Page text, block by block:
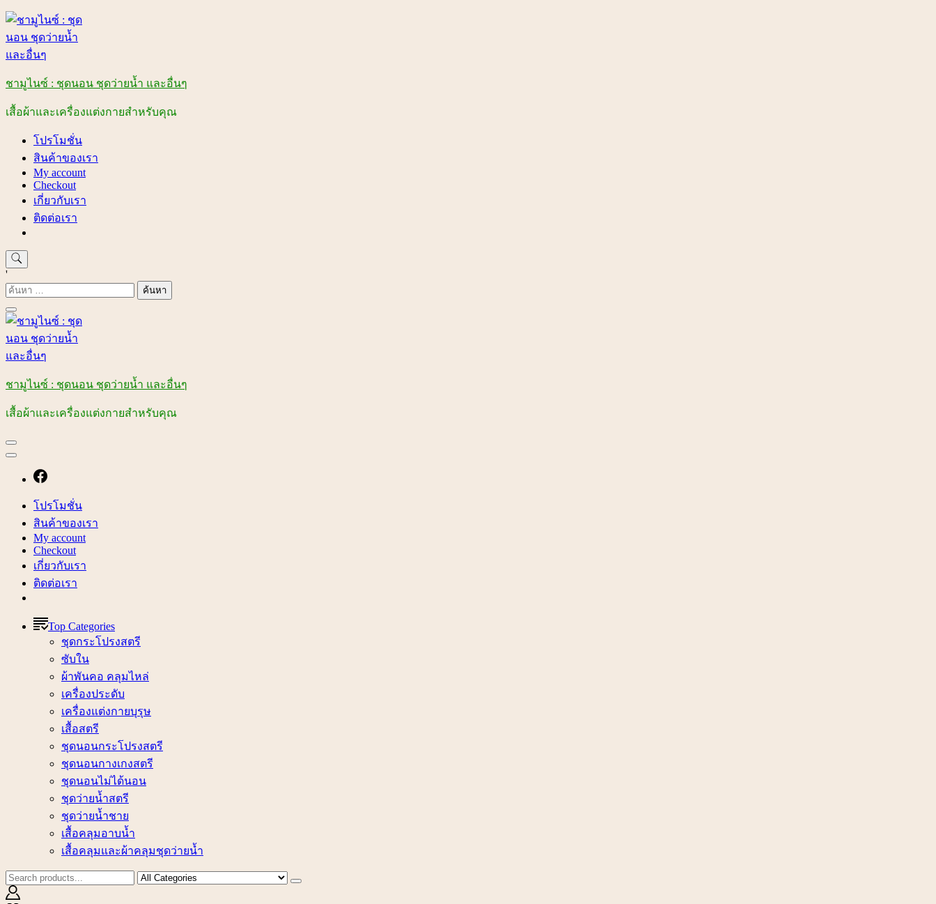
Skip
content
ชามูไนซ์ : ชุดนอน ชุดว่ายน้ำ และอื่นๆ
เสื้อผ้าและเครื่องแต่งกายสำหรับคุณ
โปรโมชั่น
สินค้าของเรา
My account
Checkout
เกี่ยวกับเรา
ติดต่อเรา
'
ค้นหา
สำหรับ:
ชามูไนซ์ : ชุดนอน ชุดว่ายน้ำ และอื่นๆ
เสื้อผ้าและเครื่องแต่งกายสำหรับคุณ
โปรโมชั่น
สินค้าของเรา
My account
Checkout
เกี่ยวกับเรา
ติดต่อเรา
Top Categories
ชุดกระโปรงสตรี
ซับใน
ผ้าพันคอ คลุมไหล่
เครื่องประดับ
เครื่องแต่งกายบุรุษ
เสื้อสตรี
ชุดนอนกระโปรงสตรี
ชุดนอนกางเกงสตรี
ชุดนอนไม่ได้นอน
ชุดว่ายน้ำสตรี
ชุดว่ายน้ำชาย
เสื้อคลุมอาบน้ำ
เสื้อคลุมและผ้าคลุมชุดว่ายน้ำ